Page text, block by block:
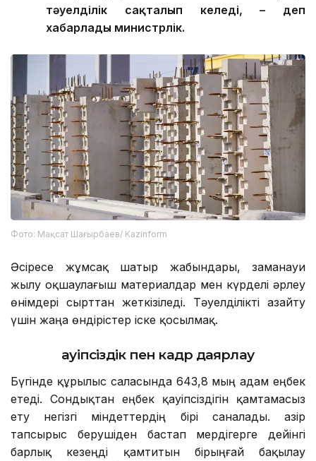
тәуелділік сақталып келеді, – деп
хабарлады министрлік.
Фото: Мақсат Шағырбаев/ Kazinform
Әсіресе жұмсақ шатыр жабындары, заманауи
жылу оқшаулағыш материалдар мен күрделі әрлеу
өнімдері сырттан жеткізіледі. Тәуелділікті азайту
үшін жаңа өндірістер іске қосылмақ.
Қауіпсіздік пен кадр даярлау
Бүгінде құрылыс саласында 643,8 мың адам еңбек
етеді. Сондықтан еңбек қауіпсіздігін қамтамасыз
ету негізгі міндеттердің бірі саналады. Қазір
тапсырыс берушіден бастап мердігерге дейінгі
барлық кезеңді қамтитын бірыңғай бақылау